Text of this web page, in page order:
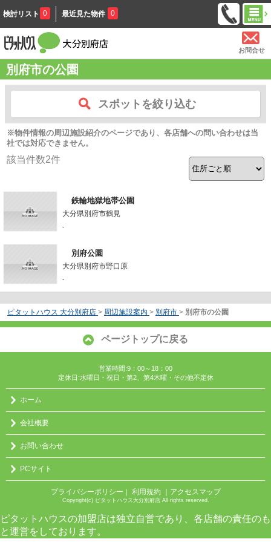
検討リスト 0 最近見た物件 0
お問合せ
別府市の公園
スポットを絞り込む
※物件情報の周辺施設紹介のページであり、各店舗への問い合わせは当
社では対応できません。
該当件数2件
鉄輪地獄地帯公園
大分県別府市鶴見
-
別府公園
大分県別府市野口原
-
ピタットハウス 大分別府店 > 周辺施設案内 > 別府市 > 別府市の公園
ページトップに戻る
営業時間:9：00～18：00
定休日:水曜日・祝日・第2、第4木曜・その他不定休
ホーム
会社概要
お問い合わせ
PCサイト
プライバシーポリシー ｜ 利用規約 ｜アクセスマップ
Copyright(c) ピタットハウス大分別府店 All rights reserved.
ピタットハウスの加盟店は独立自営であり、各店舗の責任のも
と運営をしております。